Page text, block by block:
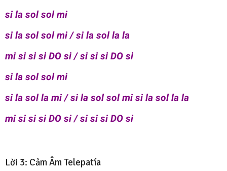
si la sol sol mi
si la sol sol mi / si la sol la la
mi si si si DO si / si si si DO si
si la sol sol mi
si la sol la mi / si la sol sol mi si la sol la la
mi si si si DO si / si si si DO si
Lời 3: Cảm Âm Telepatía